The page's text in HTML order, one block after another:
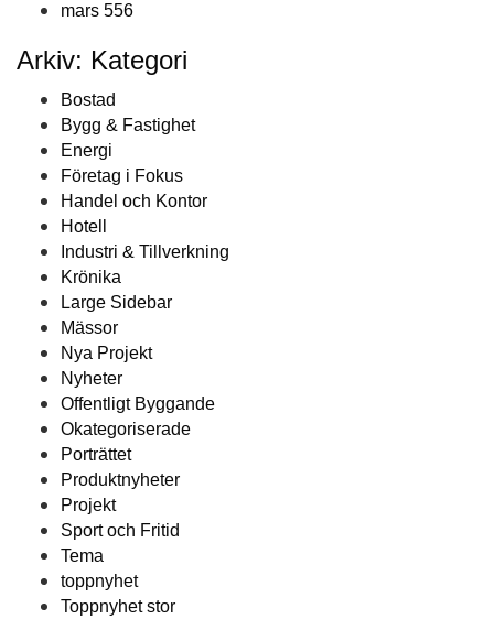
mars 556
Arkiv: Kategori
Bostad
Bygg & Fastighet
Energi
Företag i Fokus
Handel och Kontor
Hotell
Industri & Tillverkning
Krönika
Large Sidebar
Mässor
Nya Projekt
Nyheter
Offentligt Byggande
Okategoriserade
Porträttet
Produktnyheter
Projekt
Sport och Fritid
Tema
toppnyhet
Toppnyhet stor